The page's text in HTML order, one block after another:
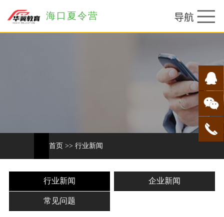
海口夏令营
首页 >> 行业新闻
行业新闻 企业新闻
常见问题